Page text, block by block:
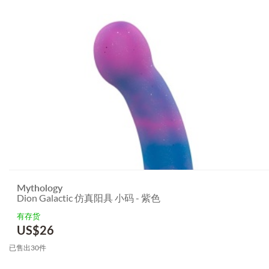
Mythology
Dion Galactic 仿真阳具 小码 - 紫色
有存货
US$26
已售出30件